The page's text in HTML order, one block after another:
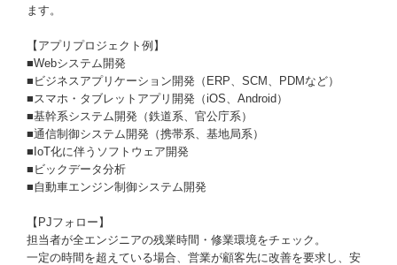
ます。
【アプリプロジェクト例】
■Webシステム開発
■ビジネスアプリケーション開発（ERP、SCM、PDMなど）
■スマホ・タブレットアプリ開発（iOS、Android）
■基幹系システム開発（鉄道系、官公庁系）
■通信制御システム開発（携帯系、基地局系）
■IoT化に伴うソフトウェア開発
■ビックデータ分析
■自動車エンジン制御システム開発
【PJフォロー】
担当者が全エンジニアの残業時間・修業環境をチェック。
一定の時間を超えている場合、営業が顧客先に改善を要求し、安